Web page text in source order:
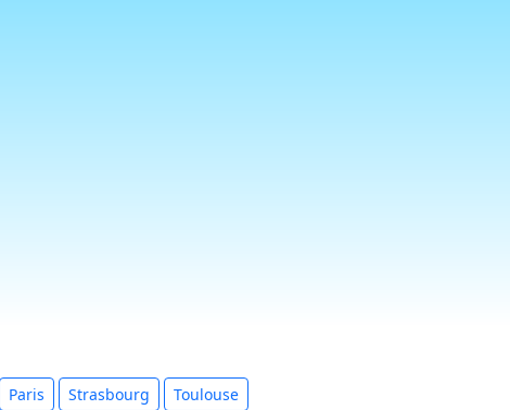
Paris Strasbourg Toulouse